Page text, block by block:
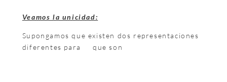
Veamos la unicidad:
Supongamos que existen dos representaciones
diferentes para
que son